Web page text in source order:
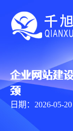
企业网站建
颈
日期：2026-05-20